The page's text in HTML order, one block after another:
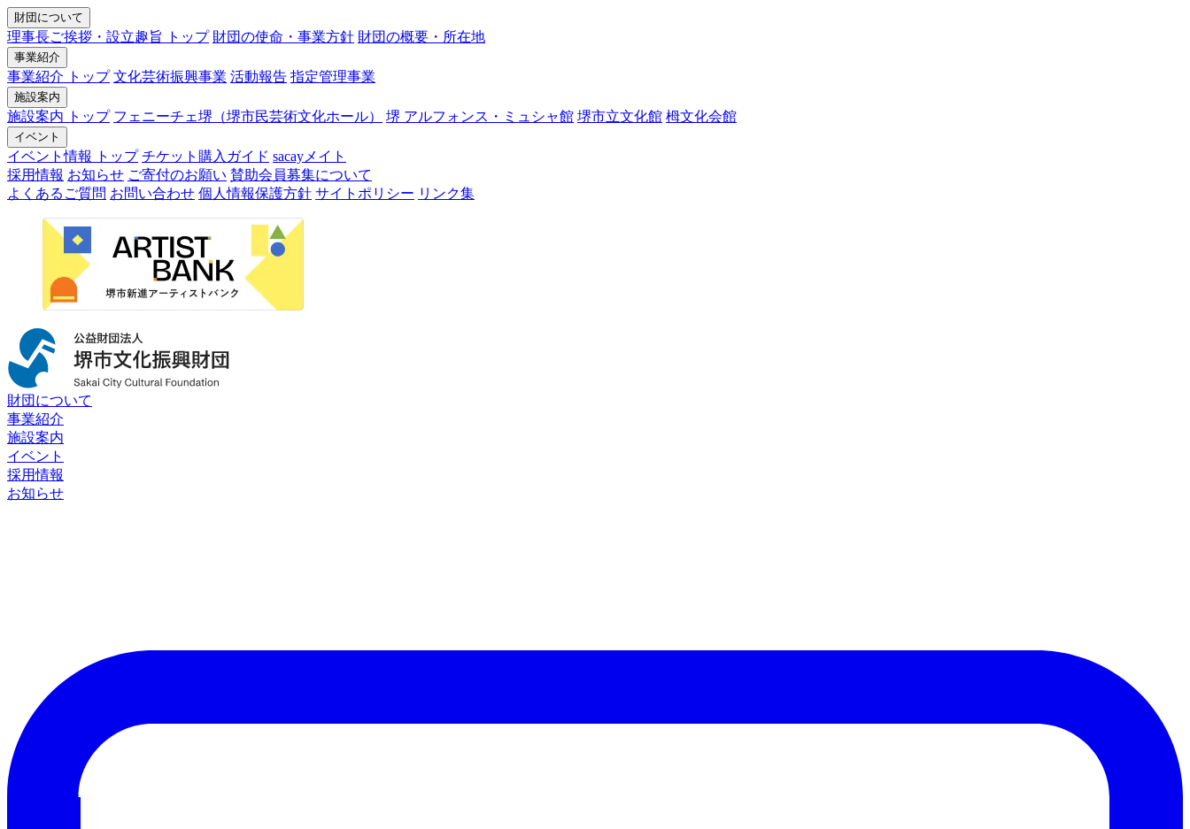
財団について
理事長ご挨拶・設立趣旨 トップ 財団の使命・事業方針 財団の概要・所在地
事業紹介
事業紹介 トップ 文化芸術振興事業 活動報告 指定管理事業
施設案内
施設案内 トップ フェニーチェ堺（堺市民芸術文化ホール） 堺 アルフォンス・ミュシャ館 堺市立文化館 栂文化会館
イベント
イベント情報 トップ チケット購入ガイド sacayメイト
採用情報 お知らせ ご寄付のお願い 賛助会員募集について
よくあるご質問 お問い合わせ 個人情報保護方針 サイトポリシー リンク集
財団について
事業紹介
施設案内
イベント
採用情報
お知らせ